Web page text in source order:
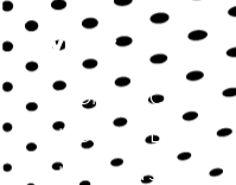
Servicios
SaluDirecta Citas
SaluDirecta Lab
SaluDirecta Job